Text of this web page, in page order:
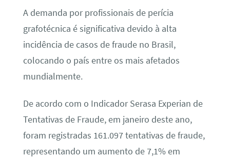
A demanda por profissionais de perícia
grafotécnica é significativa devido à alta
incidência de casos de fraude no Brasil,
colocando o país entre os mais afetados
mundialmente.
De acordo com o Indicador Serasa Experian de
Tentativas de Fraude, em janeiro deste ano,
foram registradas 161.097 tentativas de fraude,
representando um aumento de 7,1% em